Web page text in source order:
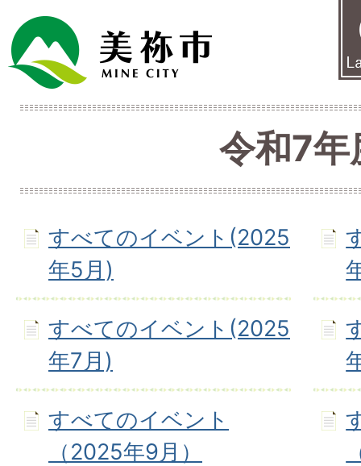
令和7年
すべてのイベント(2025
年5月)
すべてのイベント(2025
年7月)
すべてのイベント
（2025年9月）